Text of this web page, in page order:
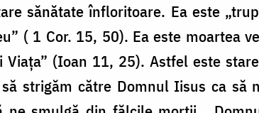
sănătate înfloritoare. Ea este
( 1 Cor. 15, 50). Ea este moartea
(Ioan 11, 25). Astfel este
strigăm către Domnul Iisus ca să